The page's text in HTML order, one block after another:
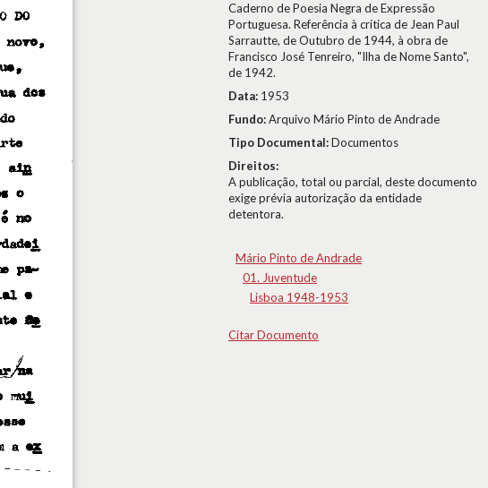
Caderno de Poesia Negra de Expressão
Portuguesa. Referência à crítica de Jean Paul
Sarrautte, de Outubro de 1944, à obra de
Francisco José Tenreiro, "Ilha de Nome Santo",
de 1942.
Data: 1953
Fundo:Arquivo Mário Pinto de Andrade
Tipo Documental:Documentos
Direitos:
A publicação, total ou parcial, deste documento
exige prévia autorização da entidade
detentora.
Mário Pinto de Andrade
01. Juventude
Lisboa 1948-1953
Citar Documento